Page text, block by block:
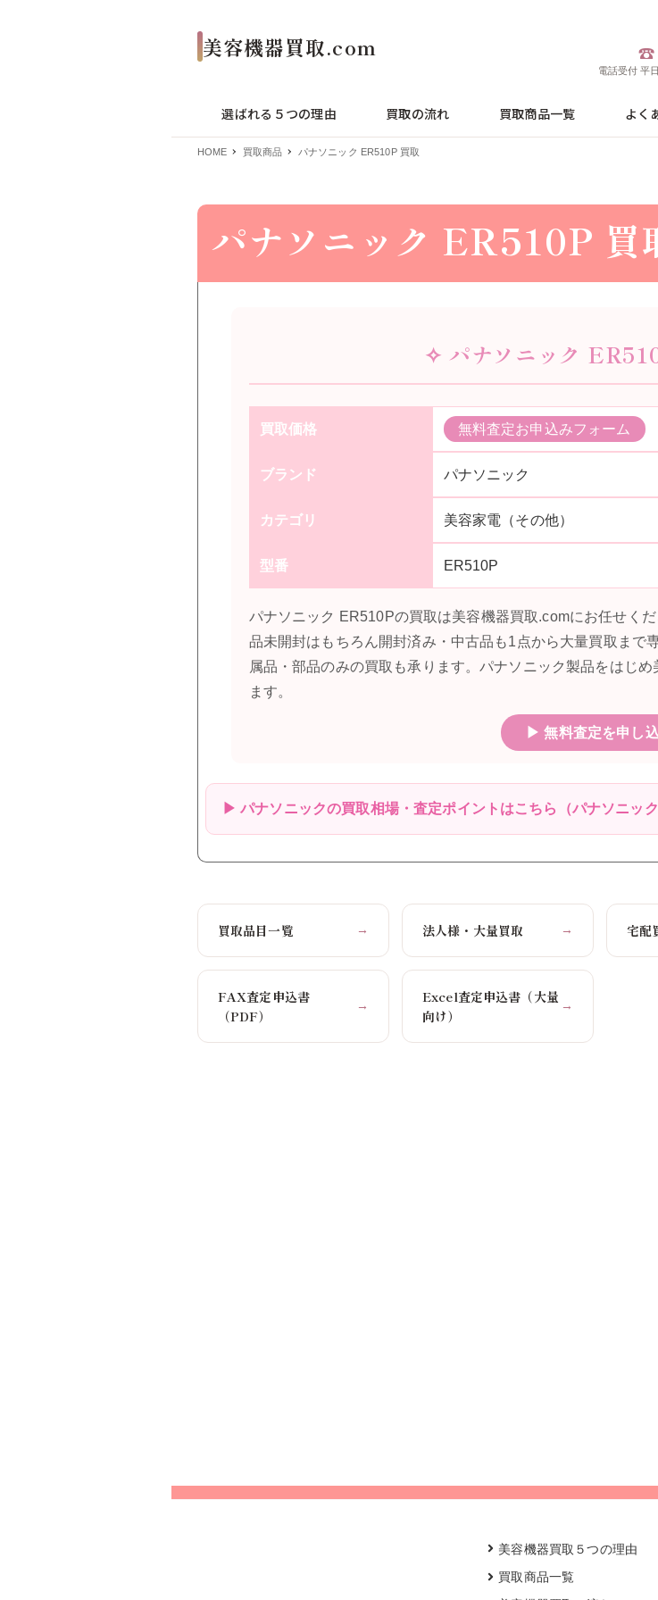
電話受付 平
選ばれる５つの理由 買取の流れ 買取商品一覧 よく
HOME 買取商品 パナソニック ER510P 買取
パナソニック ER510P 買
✧ パナソニック
買取価格 無料査定お申込みフォーム
ブランド パナソニック
カテゴリ 美容家電（その他）
型番 ER510P
パナソニック ER510Pの買取は美容機器買取.comにお任せく
品未開封はもちろん開封済み・中古品も1点から大量買取まで
属品・部品のみの買取も承ります。パナソニック製品をはじ
ます。
▶ 無料査定を申し
▶ パナソニックの買取相場・査定ポイントはこちら（パナソニック
買取品目一覧 → 法人様・大量買取 → 宅配
FAX査定申込書
（PDF）
→
Excel査定申込書（大量
向け）
→
美容機器買取５つの理由
買取商品一覧